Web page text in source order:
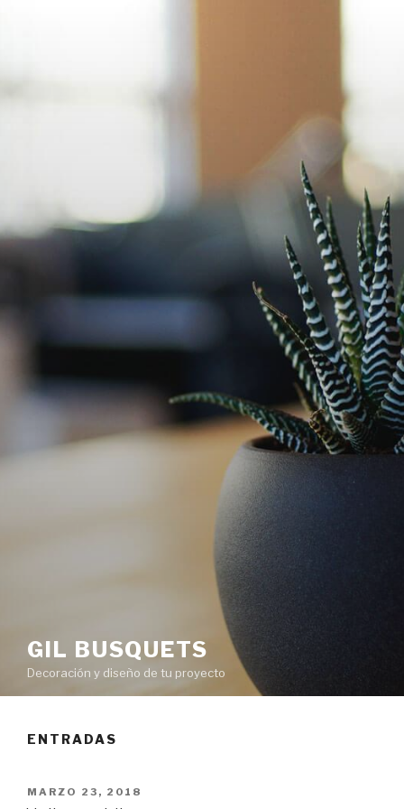
GIL BUSQUETS
Decoración y diseño de tu proyecto
ENTRADAS
PUBLICADO
MARZO 23, 2018